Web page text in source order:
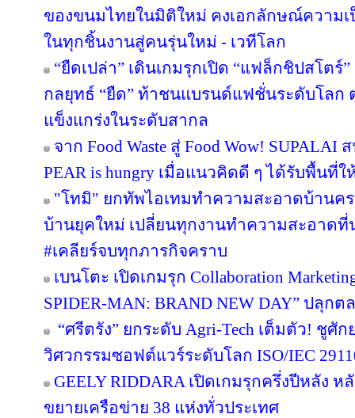
ของขนมไทยในมิติใหม่ คงเอกลักษณ์ความ
ในทุกชิ้นงานสู่คนรุ่นใหม่ - เวทีโลก
“ยืดเปล่า” เดินเกมรุกเปิด “แฟล็กชิปสโต
กลยุทธ์ “ยืด” ท้าชนแบรนด์แฟชั่นระดับโลก
แข็งแกร่งในระดับสากล
จาก Food Waste สู่ Food Wow! SUPALAI
PEAR is hungry เมื่อแนวคิดดี ๆ ได้รับพื้นที่ใ
"โทมิ" ยกทัพไอเทมทำความสะอาดบ้านค
บ้านยุคใหม่ เปลี่ยนทุกงานทำความสะอาดที่
#เคลียร์จบทุกภารกิจคราบ
เบนโตะ เปิดเกมรุก Collaboration
SPIDER-MAN: BRAND NEW DAY” ปลุ
“ศรีตรัง” ยกระดับ Agri-Tech เต็มตัว! ชู
วิศวกรรมซอฟต์แวร์ระดับโลก ISO/IEC
GEELY RIDDARA เปิดเกมรุกครึ่งปีหลัง
ขยายเครือข่าย 38 แห่งทั่วประเทศ